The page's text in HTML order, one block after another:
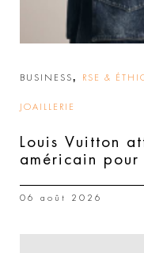
BUSINESS, RSE &
JOAILLERIE
Louis Vuitton
américain pour
06 août 2026